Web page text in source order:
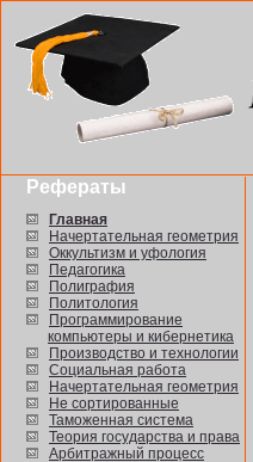
Рефераты
Главная
Начертательная геометрия
Оккультизм и уфология
Педагогика
Полиграфия
Политология
Программирование
компьютеры и кибернетика
Производство и технологии
Социальная работа
Начертательная геометрия
Не сортированные
Таможенная система
Теория государства и права
Арбитражный процесс